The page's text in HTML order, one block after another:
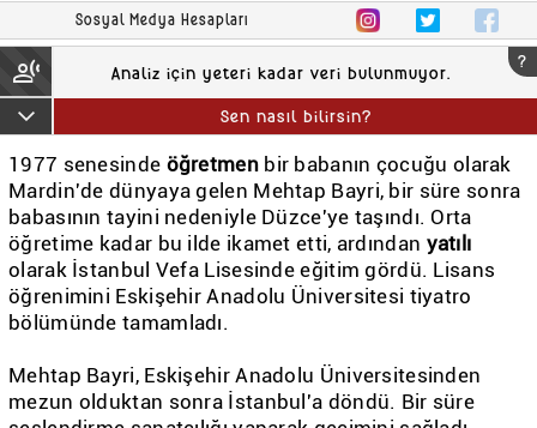
Sosyal Medya Hesapları
transcribe
keyboard_arrow_down
Analiz için yeteri kadar veri bulunmuyor.
?
Sen nasıl bilirsin?
1977 senesinde öğretmenbir babanın çocuğu olarak
Mardin'de dünyaya gelen Mehtap Bayri, bir süre sonra
babasının tayini nedeniyle Düzce'ye taşındı. Orta
öğretime kadar bu ilde ikamet etti, ardından yatılı
olarak İstanbul Vefa Lisesinde eğitim gördü. Lisans
öğrenimini Eskişehir Anadolu Üniversitesi tiyatro
bölümünde tamamladı.
Mehtap Bayri, Eskişehir Anadolu Üniversitesinden
mezun olduktan sonra İstanbul'a döndü. Bir süre